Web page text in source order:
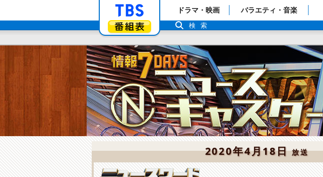
「TBSテレビ」トップページ
番組表
ドラマ・映画 バラエティ・音楽
検索
2020年4月18日放送